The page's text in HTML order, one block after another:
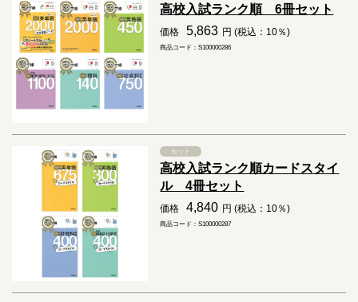
高校入試ランク順 6冊セット
価格 5,863 円 (税込：10％)
商品コード：S100000286
セット
高校入試ランク順カードスタイ
ル 4冊セット
価格 4,840 円 (税込：10％)
商品コード：S100000287